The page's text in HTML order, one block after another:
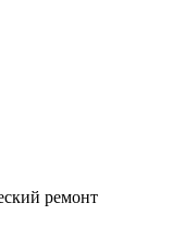
ремонт